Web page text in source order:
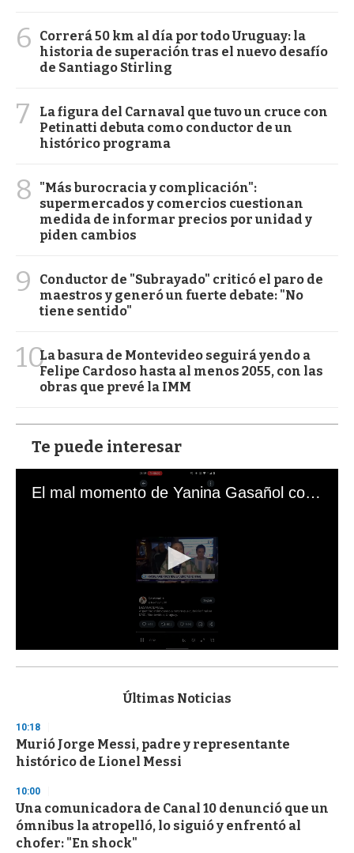
6
Correrá 50 km al día por todo Uruguay: la
historia de superación tras el nuevo desafío
de Santiago Stirling
7
La figura del Carnaval que tuvo un cruce con
Petinatti debuta como conductor de un
histórico programa
8
"Más burocracia y complicación":
supermercados y comercios cuestionan
medida de informar precios por unidad y
piden cambios
9
Conductor de "Subrayado" criticó el paro de
maestros y generó un fuerte debate: "No
tiene sentido"
10La basura de Montevideo seguirá yendo a
Felipe Cardoso hasta al menos 2055, con las
obras que prevé la IMM
Te puede interesar
El mal momento de Yanina Gasañol con un hincha argentino en "Subrayado"
s
d
s
o
f
3
s
e
c
o
Últimas Noticias
10:18
Murió Jorge Messi, padre y representante
histórico de Lionel Messi
10:00
Una comunicadora de Canal 10 denunció que un
ómnibus la atropelló, lo siguió y enfrentó al
chofer: "En shock"